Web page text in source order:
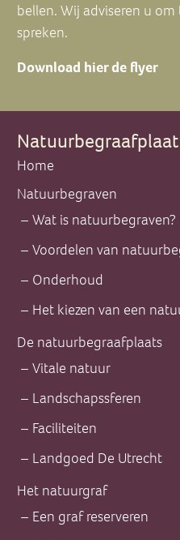
bellen. Wij adviseren u
spreken.
Download hier de flyer
Home
Natuurbegraven
Wat is natuurbegraven?
Voordelen van
Onderhoud
Het kiezen van een
De natuurbegraafplaats
Vitale natuur
Landschapssferen
Faciliteiten
Landgoed De Utrecht
Het natuurgraf
Een graf reserveren